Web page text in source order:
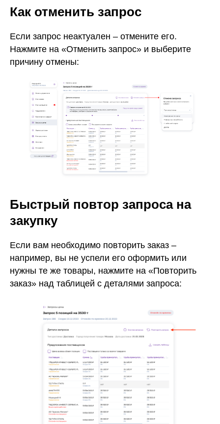
Как отменить запрос
Если запрос неактуален – отмените его.
Нажмите на «Отменить запрос» и выберите
причину отмены:
Быстрый повтор запроса на
закупку
Если вам необходимо повторить заказ –
например, вы не успели его оформить или
нужны те же товары, нажмите на «Повторить
заказ» над таблицей с деталями запроса: